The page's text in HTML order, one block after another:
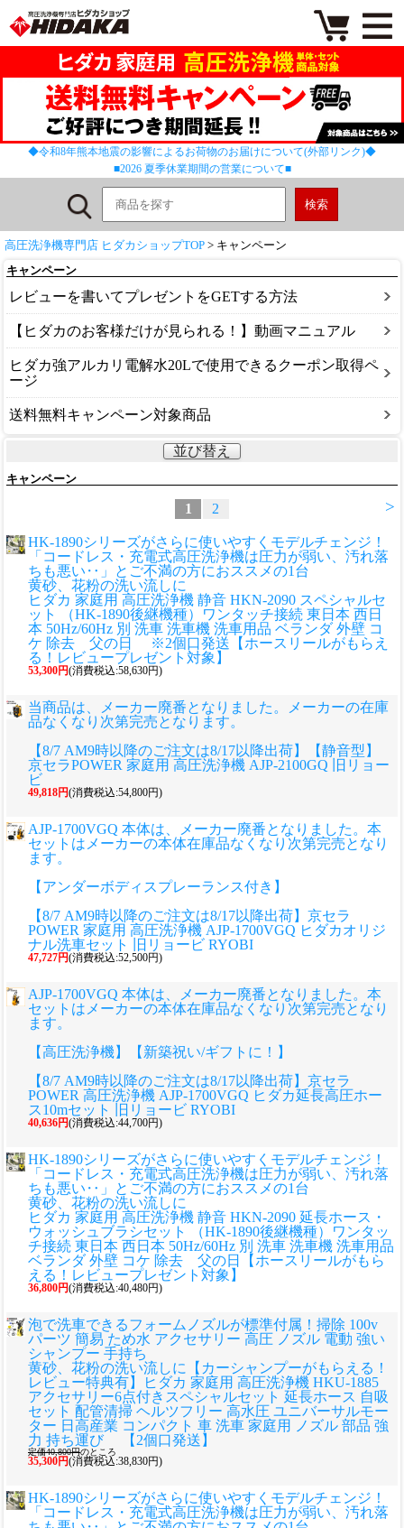
◆令和8年熊本地震の影響によるお荷物のお届けについて(外部リンク)◆
■2026 夏季休業期間の営業について■
高圧洗浄機専門店 ヒダカショップTOP > キャンペーン
キャンペーン
レビューを書いてプレゼントをGETする方法
【ヒダカのお客様だけが見られる！】動画マニュアル
ヒダカ強アルカリ電解水20Lで使用できるクーポン取得ペ
ージ
送料無料キャンペーン対象商品
並び替え
キャンペーン
>
1 2
HK-1890シリーズがさらに使いやすくモデルチェンジ！
「コードレス・充電式高圧洗浄機は圧力が弱い、汚れ落
ちも悪い‥」とご不満の方におススメの1台
黄砂、花粉の洗い流しに
ヒダカ 家庭用 高圧洗浄機 静音 HKN-2090 スペシャルセ
ット （HK-1890後継機種）ワンタッチ接続 東日本 西日
本 50Hz/60Hz 別 洗車 洗車機 洗車用品 ベランダ 外壁 コ
ケ 除去 父の日 ※2個口発送【ホースリールがもらえ
る！レビュープレゼント対象】
53,300円(消費税込:58,630円)
当商品は、メーカー廃番となりました。メーカーの在庫
品なくなり次第完売となります。
【8/7 AM9時以降のご注文は8/17以降出荷】【静音型】
京セラPOWER 家庭用 高圧洗浄機 AJP-2100GQ 旧リョー
ビ
49,818円(消費税込:54,800円)
AJP-1700VGQ 本体は、メーカー廃番となりました。本
セットはメーカーの本体在庫品なくなり次第完売となり
ます。
【アンダーボディスプレーランス付き】
【8/7 AM9時以降のご注文は8/17以降出荷】京セラ
POWER 家庭用 高圧洗浄機 AJP-1700VGQ ヒダカオリジ
ナル洗車セット 旧リョービ RYOBI
47,727円(消費税込:52,500円)
AJP-1700VGQ 本体は、メーカー廃番となりました。本
セットはメーカーの本体在庫品なくなり次第完売となり
ます。
【高圧洗浄機】【新築祝い/ギフトに！】
【8/7 AM9時以降のご注文は8/17以降出荷】京セラ
POWER 高圧洗浄機 AJP-1700VGQ ヒダカ延長高圧ホー
ス10mセット 旧リョービ RYOBI
40,636円(消費税込:44,700円)
HK-1890シリーズがさらに使いやすくモデルチェンジ！
「コードレス・充電式高圧洗浄機は圧力が弱い、汚れ落
ちも悪い‥」とご不満の方におススメの1台
黄砂、花粉の洗い流しに
ヒダカ 家庭用 高圧洗浄機 静音 HKN-2090 延長ホース・
ウォッシュブラシセット （HK-1890後継機種）ワンタッ
チ接続 東日本 西日本 50Hz/60Hz 別 洗車 洗車機 洗車用品
ベランダ 外壁 コケ 除去 父の日【ホースリールがもら
える！レビュープレゼント対象】
36,800円(消費税込:40,480円)
泡で洗車できるフォームノズルが標準付属！掃除 100v
パーツ 簡易 ため水 アクセサリー 高圧 ノズル 電動 強い
シャンプー 手持ち
黄砂、花粉の洗い流しに
【カーシャンプーがもらえる！
レビュー特典有】ヒダカ 家庭用 高圧洗浄機 HKU-1885
アクセサリー6点付きスペシャルセット 延長ホース 自吸
セット 配管清掃 ヘルツフリー 高水圧 ユニバーサルモー
ター 日高産業 コンパクト 車 洗車 家庭用 ノズル 部品 強
力 持ち運び 【2個口発送】
定価40,800円のところ
35,300円(消費税込:38,830円)
HK-1890シリーズがさらに使いやすくモデルチェンジ！
「コードレス・充電式高圧洗浄機は圧力が弱い、汚れ落